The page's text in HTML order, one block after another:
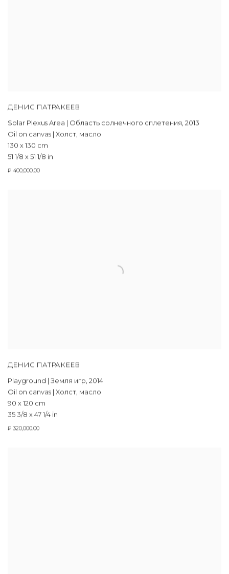
ДЕНИС ПАТРАКЕЕВ
Solar Plexus Area | Область солнечного сплетения, 2013
Oil on canvas | Холст, масло
130 x 130 cm
51 1/8 x 51 1/8 in
₽ 400,000.00
ДЕНИС ПАТРАКЕЕВ
Playground | Земля игр, 2014
Oil on canvas | Холст, масло
90 x 120 cm
35 3/8 x 47 1/4 in
₽ 320,000.00